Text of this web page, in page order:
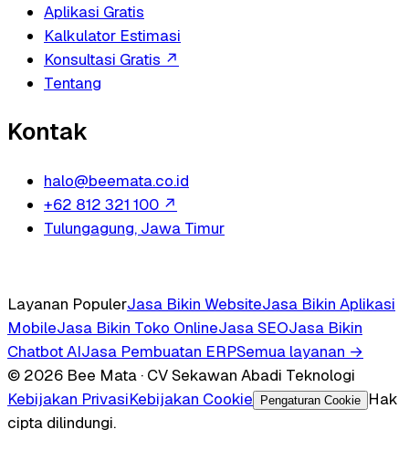
Aplikasi Gratis
Kalkulator Estimasi
Konsultasi Gratis ↗
Tentang
Kontak
halo@beemata.co.id
+62 812 321 100 ↗
Tulungagung, Jawa Timur
Layanan PopulerJasa Bikin WebsiteJasa Bikin Aplikasi
MobileJasa Bikin Toko OnlineJasa SEOJasa Bikin
Chatbot AIJasa Pembuatan ERPSemua layanan →
© 2026 Bee Mata · CV Sekawan Abadi Teknologi
Kebijakan PrivasiKebijakan Cookie Pengaturan Cookie
Hak
cipta dilindungi.